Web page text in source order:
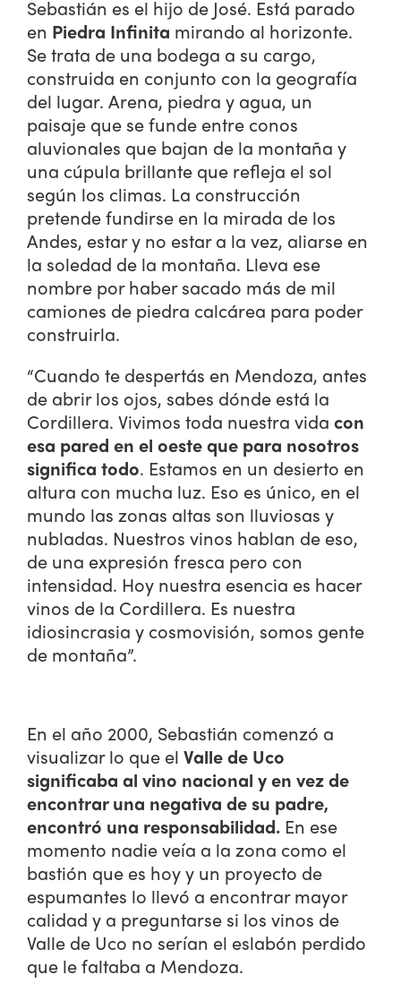
Sebastián es el hijo de José. Está parado
en Piedra Infinita mirando al horizonte.
Se trata de una bodega a su cargo,
construida en conjunto con la geografía
del lugar. Arena, piedra y agua, un
paisaje que se funde entre conos
aluvionales que bajan de la montaña y
una cúpula brillante que refleja el sol
según los climas. La construcción
pretende fundirse en la mirada de los
Andes, estar y no estar a la vez, aliarse en
la soledad de la montaña. Lleva ese
nombre por haber sacado más de mil
camiones de piedra calcárea para poder
construirla.
“Cuando te despertás en Mendoza, antes
de abrir los ojos, sabes dónde está la
Cordillera. Vivimos toda nuestra vida con
esa pared en el oeste que para nosotros
significa todo. Estamos en un desierto en
altura con mucha luz. Eso es único, en el
mundo las zonas altas son lluviosas y
nubladas. Nuestros vinos hablan de eso,
de una expresión fresca pero con
intensidad. Hoy nuestra esencia es hacer
vinos de la Cordillera. Es nuestra
idiosincrasia y cosmovisión, somos gente
de montaña”.
En el año 2000, Sebastián comenzó a
visualizar lo que el Valle de Uco
significaba al vino nacional y en vez de
encontrar una negativa de su padre,
encontró una responsabilidad. En ese
momento nadie veía a la zona como el
bastión que es hoy y un proyecto de
espumantes lo llevó a encontrar mayor
calidad y a preguntarse si los vinos de
Valle de Uco no serían el eslabón perdido
que le faltaba a Mendoza.